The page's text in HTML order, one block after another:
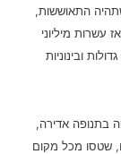
התאוששות,
עשרות מיליוני
ובינוניות
בתנופה אדירה,
הנוסעים, שטסו מכל מקום